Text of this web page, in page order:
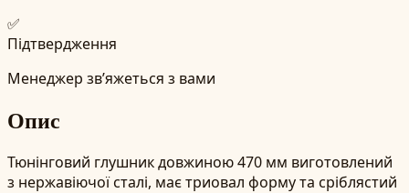
✅
Підтвердження
Менеджер зв’яжеться з вами
Опис
Тюнінговий глушник довжиною 470 мм виготовлений
з нержавіючої сталі, має триовал форму та сріблястий